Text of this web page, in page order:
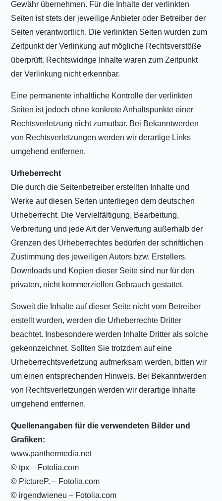
Gewähr übernehmen. Für die Inhalte der verlinkten
Seiten ist stets der jeweilige Anbieter oder Betreiber der
Seiten verantwortlich. Die verlinkten Seiten wurden zum
Zeitpunkt der Verlinkung auf mögliche Rechtsverstöße
überprüft. Rechtswidrige Inhalte waren zum Zeitpunkt
der Verlinkung nicht erkennbar.
Eine permanente inhaltliche Kontrolle der verlinkten
Seiten ist jedoch ohne konkrete Anhaltspunkte einer
Rechtsverletzung nicht zumutbar. Bei Bekanntwerden
von Rechtsverletzungen werden wir derartige Links
umgehend entfernen.
Urheberrecht
Die durch die Seitenbetreiber erstellten Inhalte und
Werke auf diesen Seiten unterliegen dem deutschen
Urheberrecht. Die Vervielfältigung, Bearbeitung,
Verbreitung und jede Art der Verwertung außerhalb der
Grenzen des Urheberrechtes bedürfen der schriftlichen
Zustimmung des jeweiligen Autors bzw. Erstellers.
Downloads und Kopien dieser Seite sind nur für den
privaten, nicht kommerziellen Gebrauch gestattet.
Soweit die Inhalte auf dieser Seite nicht vom Betreiber
erstellt wurden, werden die Urheberrechte Dritter
beachtet. Insbesondere werden Inhalte Dritter als solche
gekennzeichnet. Sollten Sie trotzdem auf eine
Urheberrechtsverletzung aufmerksam werden, bitten wir
um einen entsprechenden Hinweis. Bei Bekanntwerden
von Rechtsverletzungen werden wir derartige Inhalte
umgehend entfernen.
Quellenangaben für die verwendeten Bilder und
Grafiken:
www.panthermedia.net
© tpx – Fotolia.com
© PictureP. – Fotolia.com
© irgendwieneu – Fotolia.com